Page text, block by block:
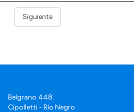
Siguiente
Belgrano 448.
Cipolletti - Río Negro